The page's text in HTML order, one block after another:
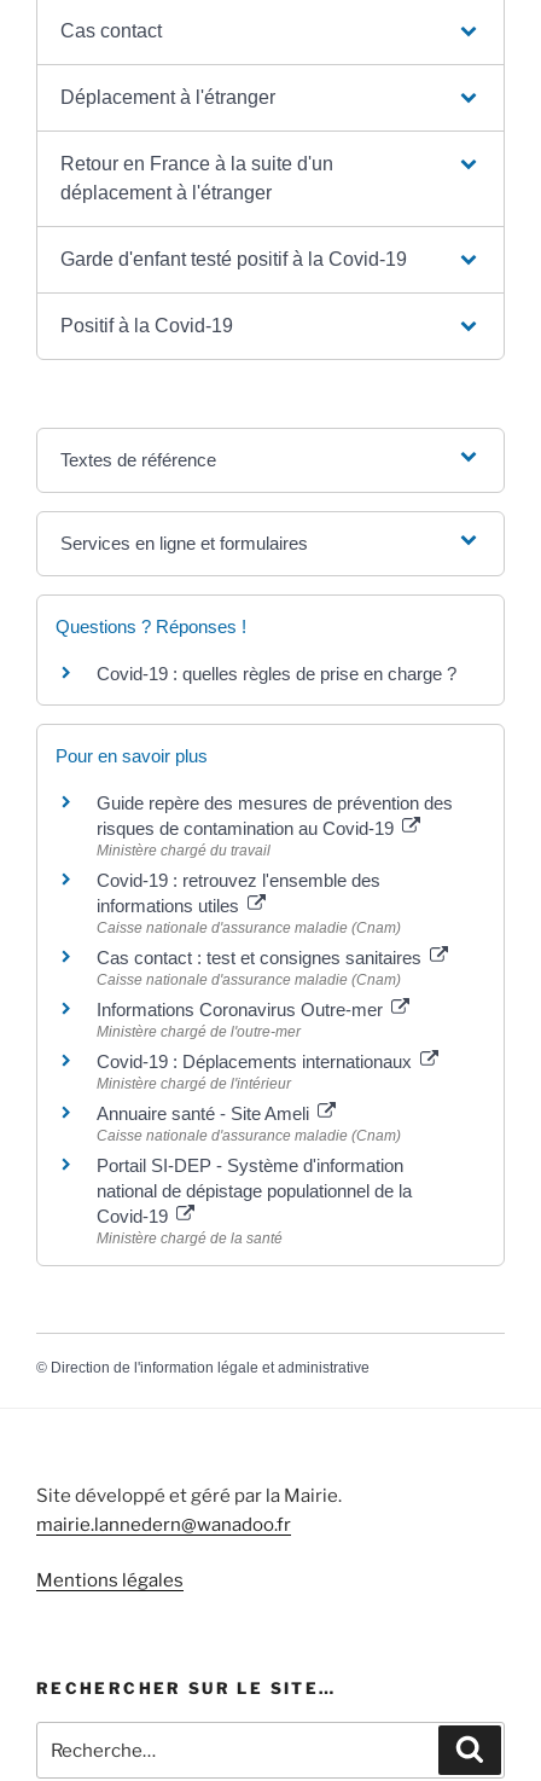
Cas contact
Déplacement à l'étranger
Retour en France à la suite d'un
déplacement à l'étranger
Garde d'enfant testé positif à la Covid-19
Positif à la Covid-19
Textes de référence
Services en ligne et formulaires
Questions ? Réponses !
Covid-19 : quelles règles de prise en charge ?
Pour en savoir plus
Guide repère des mesures de prévention des
risques de contamination au Covid-19
Ministère chargé du travail
Covid-19 : retrouvez l'ensemble des
informations utiles
Caisse nationale d'assurance maladie (Cnam)
Cas contact : test et consignes sanitaires
Caisse nationale d'assurance maladie (Cnam)
Informations Coronavirus Outre-mer
Ministère chargé de l'outre-mer
Covid-19 : Déplacements internationaux
Ministère chargé de l'intérieur
Annuaire santé - Site Ameli
Caisse nationale d'assurance maladie (Cnam)
Portail SI-DEP - Système d'information
national de dépistage populationnel de la
Covid-19
Ministère chargé de la santé
© Direction de l'information légale et administrative
Site développé et géré par la Mairie.
mairie.lannedern@wanadoo.fr
Mentions légales
RECHERCHER SUR LE SITE…
pour